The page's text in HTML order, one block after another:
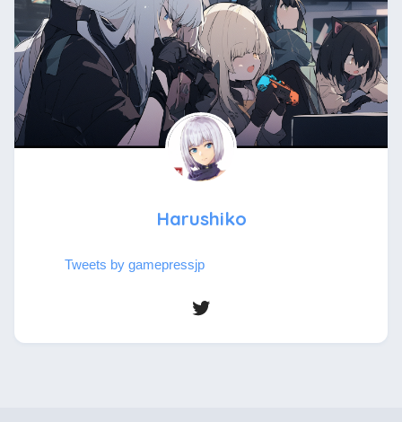
Harushiko
Tweets by gamepressjp